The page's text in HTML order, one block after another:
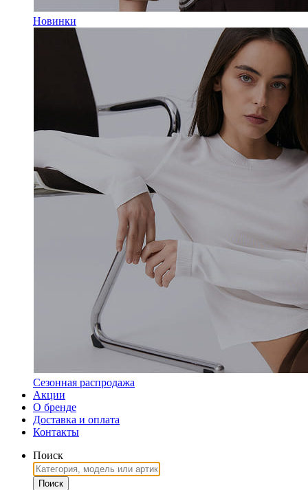
Новинки
Сезонная распродажа
Акции
О бренде
Доставка и оплата
Контакты
Поиск